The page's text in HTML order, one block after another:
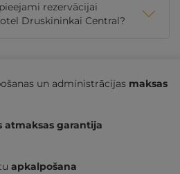
rezervācijai
Druskininkai Central?
un administrācijas maksas
atmaksas garantija
apkalpošana